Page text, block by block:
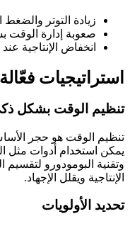
زيادة التوتر
صعوبة إدارة الوقت
انخفاض الإنتاجية
استراتيجيات
تنظيم الوقت بشكل
تنظيم الوقت هو حجر
يمكن استخدام أدوات مثل
وتقنية البومودورو
الإنتاجية ويقلل الإجهاد.
تحديد الأولويات